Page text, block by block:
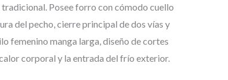
Posee forro con cómodo cuello
del pecho, cierre principal de dos vías y
femenino manga larga, diseño de cortes
corporal y la entrada del frío exterior.